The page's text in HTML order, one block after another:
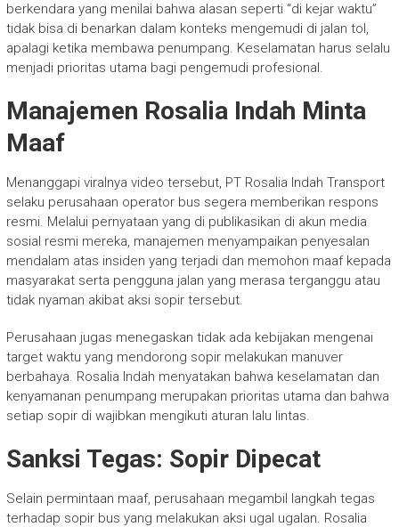
berkendara yang menilai bahwa alasan seperti “di kejar waktu”
tidak bisa di benarkan dalam konteks mengemudi di jalan tol,
apalagi ketika membawa penumpang. Keselamatan harus selalu
menjadi prioritas utama bagi pengemudi profesional.
Manajemen Rosalia Indah Minta
Maaf
Menanggapi viralnya video tersebut, PT Rosalia Indah Transport
selaku perusahaan operator bus segera memberikan respons
resmi. Melalui pernyataan yang di publikasikan di akun media
sosial resmi mereka, manajemen menyampaikan penyesalan
mendalam atas insiden yang terjadi dan memohon maaf kepada
masyarakat serta pengguna jalan yang merasa terganggu atau
tidak nyaman akibat aksi sopir tersebut.
Perusahaan jugas menegaskan tidak ada kebijakan mengenai
target waktu yang mendorong sopir melakukan manuver
berbahaya. Rosalia Indah menyatakan bahwa keselamatan dan
kenyamanan penumpang merupakan prioritas utama dan bahwa
setiap sopir di wajibkan mengikuti aturan lalu lintas.
Sanksi Tegas: Sopir Dipecat
Selain permintaan maaf, perusahaan megambil langkah tegas
terhadap sopir bus yang melakukan aksi ugal ugalan. Rosalia